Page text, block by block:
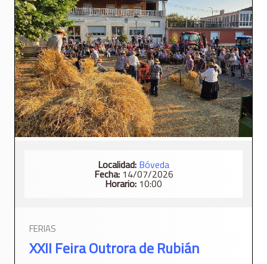
Localidad: Bóveda
Fecha:14/07/2026
Horario: 10:00
FERIAS
XXII Feira Outrora de Rubián